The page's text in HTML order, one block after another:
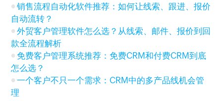
销售流程自动化软件推荐：如何让线索、跟进、报价
自动流转？
外贸客户管理软件怎么选？从线索、邮件、报价到回
款全流程解析
免费客户管理系统推荐：免费CRM和付费CRM到底
怎么选？
一个客户不只一个需求：CRM中的多产品线机会管
理